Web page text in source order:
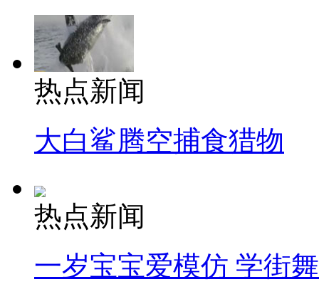
热点新闻
大白鲨腾空捕食猎物
热点新闻
一岁宝宝爱模仿 学街